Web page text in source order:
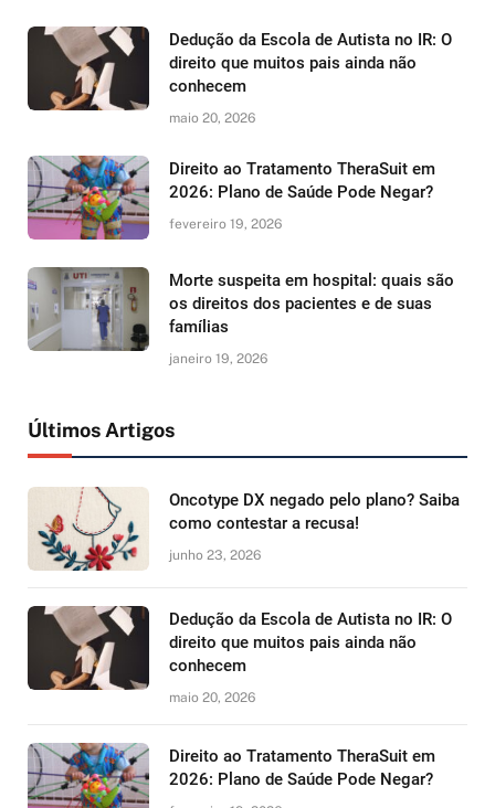
Dedução da Escola de Autista no IR: O
direito que muitos pais ainda não
conhecem
maio 20, 2026
Direito ao Tratamento TheraSuit em
2026: Plano de Saúde Pode Negar?
fevereiro 19, 2026
Morte suspeita em hospital: quais são
os direitos dos pacientes e de suas
famílias
janeiro 19, 2026
Últimos Artigos
Oncotype DX negado pelo plano? Saiba
como contestar a recusa!
junho 23, 2026
Dedução da Escola de Autista no IR: O
direito que muitos pais ainda não
conhecem
maio 20, 2026
Direito ao Tratamento TheraSuit em
2026: Plano de Saúde Pode Negar?